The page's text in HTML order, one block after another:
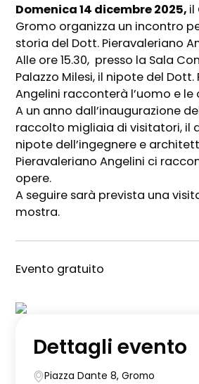
Domenica 14 dicembre 2025, il
Gromo organizza un incontro
storia del Dott. Pieravaleriano
Alle ore 15.30, presso la Sala
Palazzo Milesi, il nipote del
Angelini racconterà l’uomo e le
A un anno dall’inaugurazione
raccolto migliaia di visitatori, il
nipote dell’ingegnere e
Pieravaleriano Angelini ci
opere.
A seguire sarà prevista una
mostra.
Evento gratuito
Dettagli evento
Piazza Dante 8, Gromo